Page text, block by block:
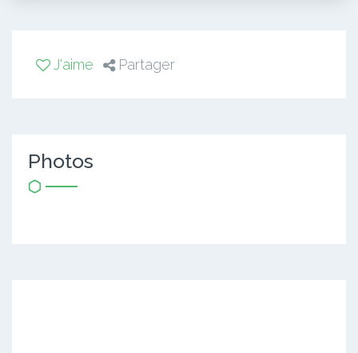
J'aime Partager
Photos